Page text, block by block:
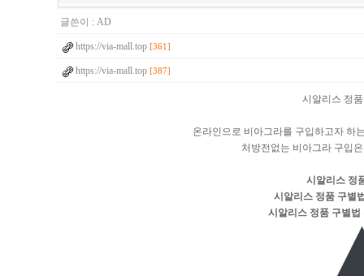
글쓴이 : AD
https://via-mall.top [361]
https://via-mall.top [387]
시알리스 정
온라인으로 비아그라를 구입하고자 하
처방전없는 비아그라 구입
시알리스 정
시알리스 정품 구별
시알리스 정품 구별법